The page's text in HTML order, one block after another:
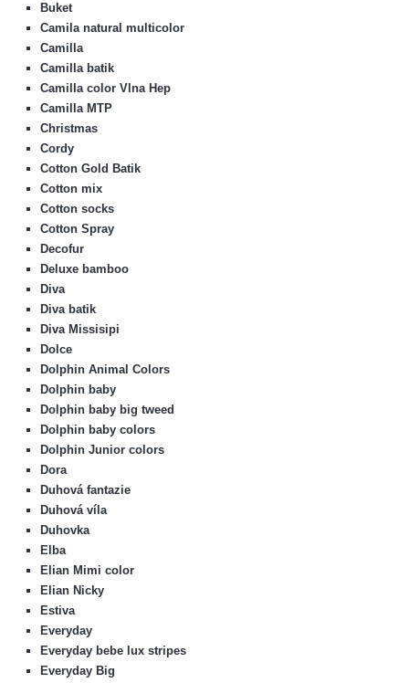
Buket
Camila natural multicolor
Camilla
Camilla batik
Camilla color Vlna Hep
Camilla MTP
Christmas
Cordy
Cotton Gold Batik
Cotton mix
Cotton socks
Cotton Spray
Decofur
Deluxe bamboo
Diva
Diva batik
Diva Missisipi
Dolce
Dolphin Animal Colors
Dolphin baby
Dolphin baby big tweed
Dolphin baby colors
Dolphin Junior colors
Dora
Duhová fantazie
Duhová víla
Duhovka
Elba
Elian Mimi color
Elian Nicky
Estiva
Everyday
Everyday bebe lux stripes
Everyday Big